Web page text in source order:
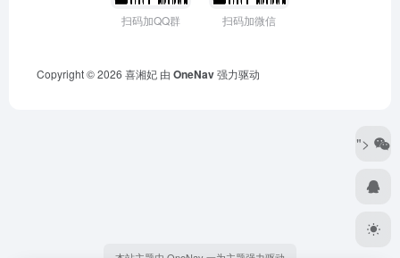
扫码加QQ群 扫码加微信
Copyright © 2026 喜湘妃 由 OneNav强力驱动
">